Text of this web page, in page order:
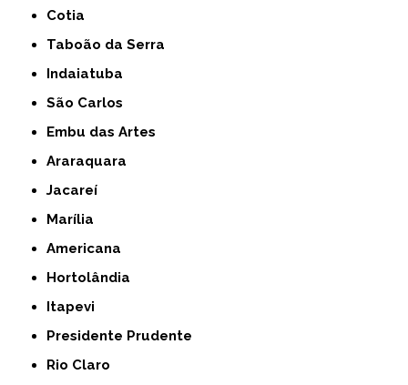
Cotia
Taboão da Serra
Indaiatuba
São Carlos
Embu das Artes
Araraquara
Jacareí
Marília
Americana
Hortolândia
Itapevi
Presidente Prudente
Rio Claro